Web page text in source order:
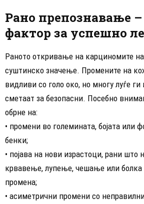
Рано препознавање
фактор за успешно
Раното откривање на карциномите
суштинско значење. Промените на
видливи со голо око, но многу луѓе
сметаат за безопасни. Посебно
обрне на:
• промени во големината, бојата или
бенки;
• појава на нови израстоци, рани што
крвавење, лупење, чешање или
промена;
• асиметрични промени со